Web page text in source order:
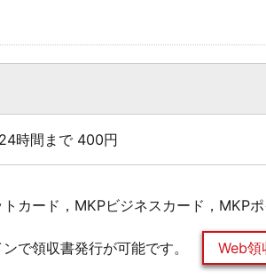
時間まで 400円
トカード，MKPビジネスカード，MKP
で領収書発行が可能です。 Web領